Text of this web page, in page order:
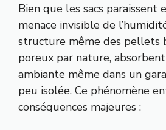
Bien que les sacs paraissent
menace invisible de
structure même des pellets
poreux par nature,
ambiante même dans un
peu isolée. Ce phénomène
conséquences majeures :